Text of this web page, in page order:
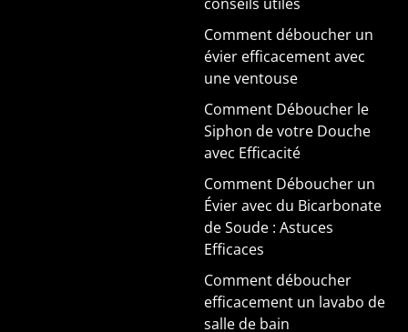
Comment déboucher un
évier efficacement avec
une ventouse
Comment Déboucher le
Siphon de votre Douche
avec Efficacité
Comment Déboucher un
Évier avec du Bicarbonate
de Soude : Astuces
Efficaces
Comment déboucher
efficacement un lavabo de
salle de bain